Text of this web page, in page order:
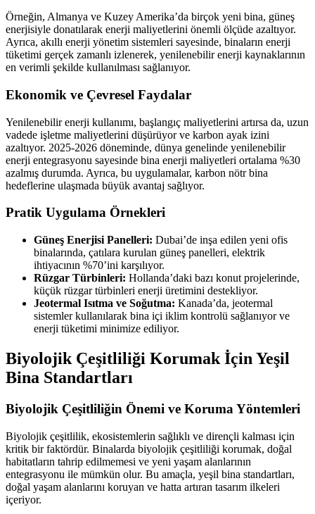
Örneğin, Almanya ve Kuzey Amerika’da birçok yeni bina, güneş
enerjisiyle donatılarak enerji maliyetlerini önemli ölçüde azaltıyor.
Ayrıca, akıllı enerji yönetim sistemleri sayesinde, binaların enerji
tüketimi gerçek zamanlı izlenerek, yenilenebilir enerji kaynaklarının
en verimli şekilde kullanılması sağlanıyor.
Ekonomik ve Çevresel Faydalar
Yenilenebilir enerji kullanımı, başlangıç maliyetlerini artırsa da, uzun
vadede işletme maliyetlerini düşürüyor ve karbon ayak izini
azaltıyor. 2025-2026 döneminde, dünya genelinde yenilenebilir
enerji entegrasyonu sayesinde bina enerji maliyetleri ortalama %30
azalmış durumda. Ayrıca, bu uygulamalar, karbon nötr bina
hedeflerine ulaşmada büyük avantaj sağlıyor.
Pratik Uygulama Örnekleri
Güneş Enerjisi Panelleri: Dubai’de inşa edilen yeni ofis
binalarında, çatılara kurulan güneş panelleri, elektrik
ihtiyacının %70’ini karşılıyor.
Rüzgar Türbinleri: Hollanda’daki bazı konut projelerinde,
küçük rüzgar türbinleri enerji üretimini destekliyor.
Jeotermal Isıtma ve Soğutma: Kanada’da, jeotermal
sistemler kullanılarak bina içi iklim kontrolü sağlanıyor ve
enerji tüketimi minimize ediliyor.
Biyolojik Çeşitliliği Korumak İçin Yeşil
Bina Standartları
Biyolojik Çeşitliliğin Önemi ve Koruma Yöntemleri
Biyolojik çeşitlilik, ekosistemlerin sağlıklı ve dirençli kalması için
kritik bir faktördür. Binalarda biyolojik çeşitliliği korumak, doğal
habitatların tahrip edilmemesi ve yeni yaşam alanlarının
entegrasyonu ile mümkün olur. Bu amaçla, yeşil bina standartları,
doğal yaşam alanlarını koruyan ve hatta artıran tasarım ilkeleri
içeriyor.